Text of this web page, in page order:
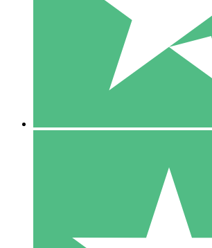
1 Download
10
US$1500
10 Download
20